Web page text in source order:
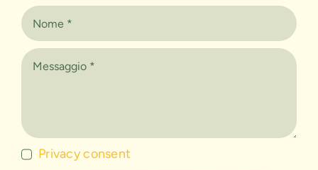
Privacy consent